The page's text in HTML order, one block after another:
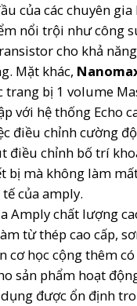
của các chuyên
nổi trội như công
cho khả
Mặt khác,
trang bị 1 volume
với hệ thống Echo
điều chỉnh cường
điều chỉnh bố trí
bị mà không làm
của amply.
Amply chất lượng
từ thép cao cấp,
cơ học cộng thêm
sản phẩm hoạt
được ổn định